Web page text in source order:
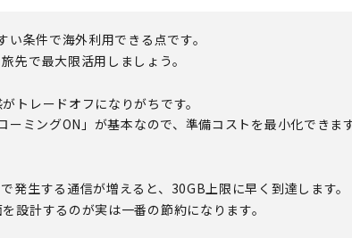
条件で海外利用できる点です。
先で最大限活用しましょう。
トレードオフになりがちです。
ミングON」が基本なので、準備コストを最小化できます
発生する通信が増えると、30GB上限に早く到達します。
設計するのが実は一番の節約になります。